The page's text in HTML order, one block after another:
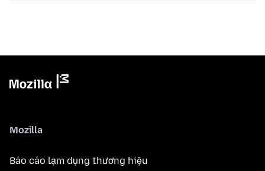
Mozilla
Báo cáo lạm dụng thương hiệu